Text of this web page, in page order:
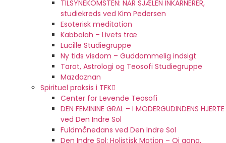
TILSYNEKOMSTEN: NÅR SJÆLEN INKARNERER,
studiekreds ved Kim Pedersen
Esoterisk meditation
Kabbalah – Livets træ
Lucille Studiegruppe
Ny tids visdom – Guddommelig indsigt
Tarot, Astrologi og Teosofi Studiegruppe
Mazdaznan
Spirituel praksis i TFK
Center for Levende Teosofi
DEN FEMININE GRAL – I MODERGUDINDENS HJERTE
ved Den Indre Sol
Fuldmånedans ved Den Indre Sol
Den Indre Sol: Holistisk Motion – Qi gong,